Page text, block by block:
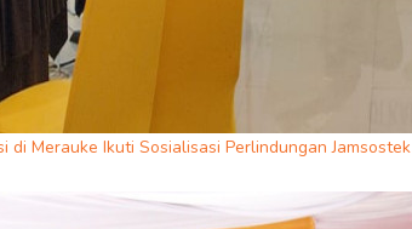
di Merauke Ikuti Sosialisasi Perlindungan Jamsostek